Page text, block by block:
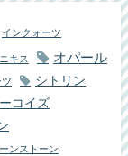
インクォーツ
キス オパール
ツ シトリン
コイズ
ンストーン